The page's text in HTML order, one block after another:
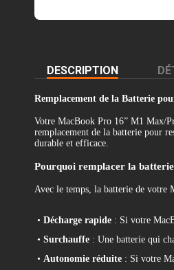
DESCRIPTION
Remplacement de la Batterie
Votre MacBook Pro 16” M1 Max/
remplacement de la batterie pour
durable et efficace.
Pourquoi remplacer la
Avec le temps, la batterie de votre
• Décharge rapide : Si votre
• Surchauffe : Une batterie qui
• Autonomie réduite : Si votre